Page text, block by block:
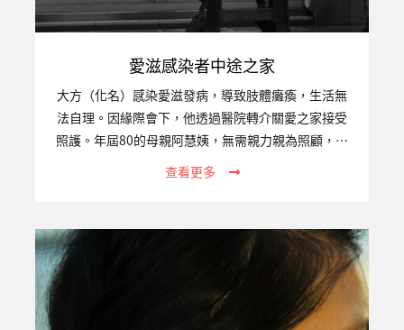
愛滋感染者中途之家
大方（化名）感染愛滋發病，導致肢體癱瘓，生活無
法自理。因緣際會下，他透過醫院轉介關愛之家接受
照護。年屆80的母親阿慧姨，無需親力親為照顧，確
實減輕許多身心負擔，也重獲開朗笑容。儘管經濟不
甚充裕，她依然堅持每月前往屏東中心探訪。途中阿
離；而她身上的斗笠和側背包，將她的身影擠壓得易
發佝僂。她總會待上一整個下午，跟大方叨叨絮絮說
著話，陽光灑落，這便是屏東中心的日常。一、專案
關注的議題愛滋感染者經由穩定服藥治療後，平均餘
命與常人無異，然而許多愛滋感染者因為疾病及服用
查看更多